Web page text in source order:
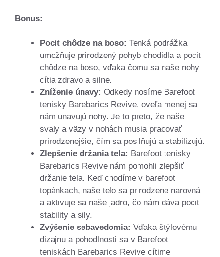
Bonus:
Pocit chôdze na boso: Tenká podrážka
umožňuje prirodzený pohyb chodidla a pocit
chôdze na boso, vďaka čomu sa naše nohy
cítia zdravo a silne.
Zníženie únavy: Odkedy nosíme Barefoot
tenisky Barebarics Revive, oveľa menej sa
nám unavujú nohy. Je to preto, že naše
svaly a väzy v nohách musia pracovať
prirodzenejšie, čím sa posilňujú a stabilizujú.
Zlepšenie držania tela: Barefoot tenisky
Barebarics Revive nám pomohli zlepšiť
držanie tela. Keď chodíme v barefoot
topánkach, naše telo sa prirodzene narovná
a aktivuje sa naše jadro, čo nám dáva pocit
stability a sily.
Zvýšenie sebavedomia: Vďaka štýlovému
dizajnu a pohodlnosti sa v Barefoot
teniskách Barebarics Revive cítime